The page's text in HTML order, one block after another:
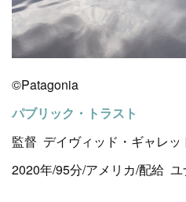
©️Patagonia
パブリック・トラスト
監督 デイヴィッド・ギャレッ
2020年/95分/アメリカ/配給